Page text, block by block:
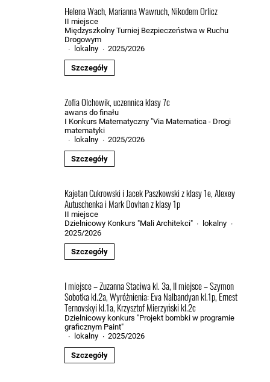
Helena Wach, Marianna Wawruch, Nikodem Orlicz
II miejsce
Międzyszkolny Turniej Bezpieczeństwa w Ruchu
Drogowym
· lokalny · 2025/2026
Szczegóły
Zofia Olchowik, uczennica klasy 7c
awans do finału
I Konkurs Matematyczny "Via Matematica - Drogi
matematyki
· lokalny · 2025/2026
Szczegóły
Kajetan Cukrowski i Jacek Paszkowski z klasy 1e, Alexey
Autuschenka i Mark Dovhan z klasy 1p
II miejsce
Dzielnicowy Konkurs "Mali Architekci" · lokalny ·
2025/2026
Szczegóły
I miejsce – Zuzanna Staciwa kl. 3a, II miejsce – Szymon
Sobotka kl.2a, Wyróżnienia: Eva Nalbandyan kl.1p, Ernest
Ternovskyi kl.1a, Krzysztof Mierzyński kl.2c
Dzielnicowy konkurs "Projekt bombki w programie
graficznym Paint"
· lokalny · 2025/2026
Szczegóły